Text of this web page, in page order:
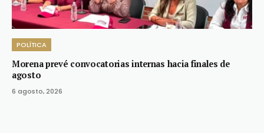
POLÍTICA
Morena prevé convocatorias internas hacia finales de
agosto
6 agosto, 2026